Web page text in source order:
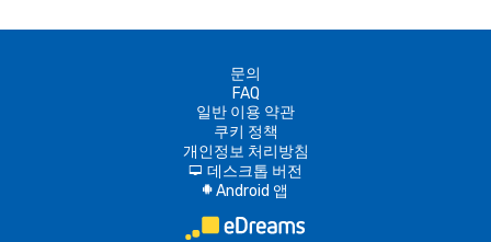
문의
FAQ
일반 이용 약관
쿠키 정책
개인정보 처리방침
d 데스크톱 버전
A Android 앱